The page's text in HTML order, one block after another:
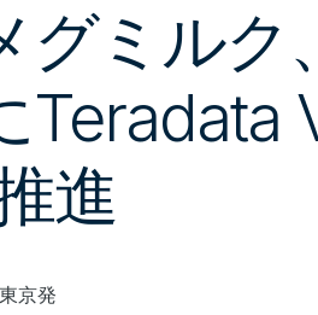
グミルク
Teradata
進
京発